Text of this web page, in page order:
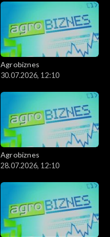
Agrobiznes
30.07.2026, 12:10
Agrobiznes
28.07.2026, 12:10